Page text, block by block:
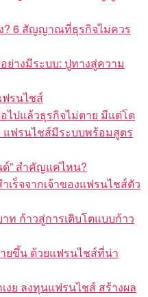
ง? 6 สัญญาณที่ธุรกิจไม่ควร
ย่างมีระบบ: ปูทางสู่ความ
ฟรนไชส์
ไปแล้วธุรกิจไม่ตาย มีแต่โต
แฟรนไชส์มีระบบพร้อมสูตร
” สำคัญแค่ไหน?
เร็จจากเจ้าของแฟรนไชส์ตัว
ท ก้าวสู่การเติบโตแบบก้าว
ยขึ้น ด้วยแฟรนไชส์ที่น่า
งย ลงทุนแฟรนไชส์ สร้างผล